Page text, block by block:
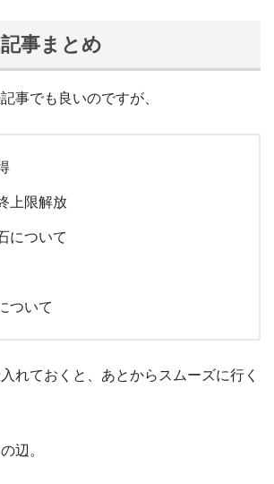
事まとめ
事でも良いのですが、
上限解放
について
ついて
れておくと、あとからスムーズに行く
辺。